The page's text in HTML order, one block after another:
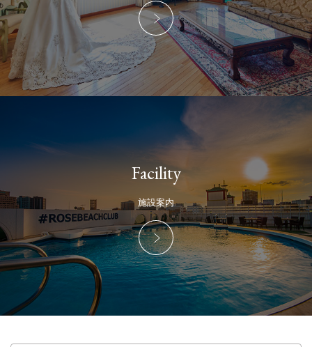
Facility
施設案内